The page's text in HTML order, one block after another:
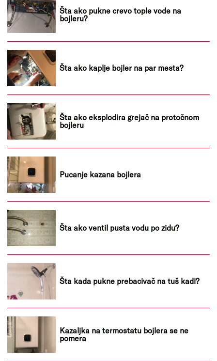
Šta ako pukne crevo tople vode na
bojleru?
Šta ako kaplje bojler na par mesta?
Šta ako eksplodira grejač na protočnom
bojleru
Pucanje kazana bojlera
Šta ako ventil pusta vodu po zidu?
Šta kada pukne prebacivač na tuš kadi?
Kazaljka na termostatu bojlera se ne
pomera